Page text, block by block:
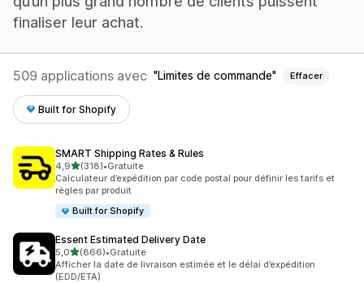
finaliser leur achat.
509 applications avec Limites de commande Effacer
Built for Shopify
SMART Shipping Rates & Rules
4,9étoile(s) sur 5
(318)
318 avis au total
•Gratuite
Calculateur d’expédition par code postal pour définir les tarifs et
règles par produit
Built for Shopify
Essent Estimated Delivery Date
5,0étoile(s) sur 5
(866)
866 avis au total
•Gratuite
Afficher la date de livraison estimée et le délai d’expédition
(EDD/ETA)